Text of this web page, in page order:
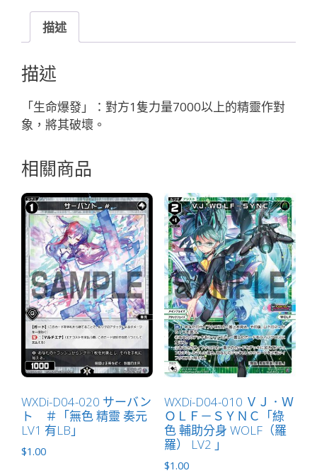
ア
ゾ
ネ
ス
「綠
色
精
奏
武
勇
LV2
有
LB」
數
量
描述
描述
「生命爆發」：對方1隻力量7000以上的精靈作對
象，將其破壞。
相關商品
WXDi-D04-020 サーバン
ト ＃「無色 精靈 奏元
LV1 有LB」
$1.00
WXDi-D04-010 ＶＪ．Ｗ
ＯＬＦ－ＳＹＮＣ「綠
色 輔助分身 WOLF（羅
羅） LV2 」
$1.00